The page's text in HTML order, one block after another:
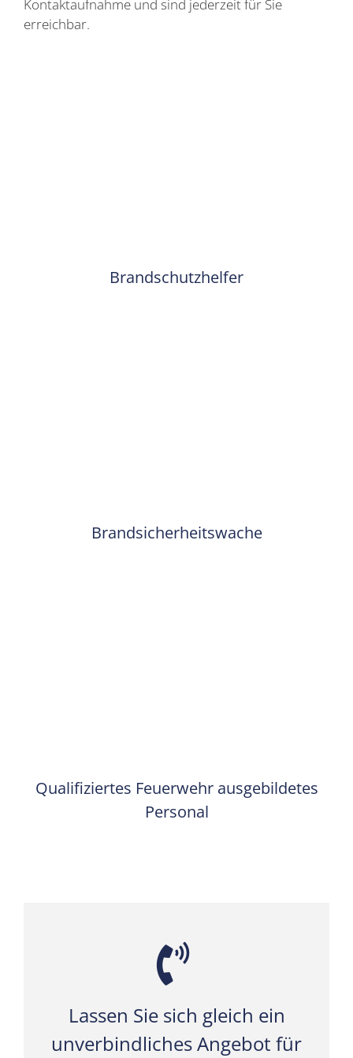
Kontaktaufnahme und sind jederzeit für Sie
erreichbar.
Brandschutzhelfer
Brandsicherheitswache
Qualifiziertes Feuerwehr ausgebildetes
Personal
Lassen Sie sich gleich ein
unverbindliches Angebot für